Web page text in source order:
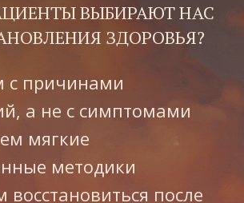
ВЫБИРАЮТ НАС
ЗДОРОВЬЯ?
с причинами
а не с симптомами
мягкие
методики
после